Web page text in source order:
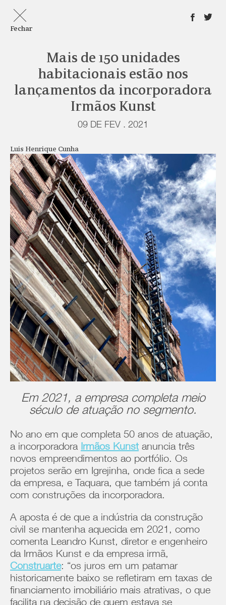
Fechar
Mais de 150 unidades
habitacionais estão nos
lançamentos da incorporadora
Irmãos Kunst
09 DE FEV . 2021
Luis Henrique Cunha
Em 2021, a empresa completa meio
século de atuação no segmento.
No ano em que completa 50 anos de atuação,
a incorporadora Irmãos Kunst anuncia três
novos empreendimentos ao portfólio. Os
projetos serão em Igrejinha, onde fica a sede
da empresa, e Taquara, que também já conta
com construções da incorporadora.
A aposta é de que a indústria da construção
civil se mantenha aquecida em 2021, como
comenta Leandro Kunst, diretor e engenheiro
da Irmãos Kunst e da empresa irmã,
Construarte: “os juros em um patamar
historicamente baixo se refletiram em taxas de
financiamento imobiliário mais atrativas, o que